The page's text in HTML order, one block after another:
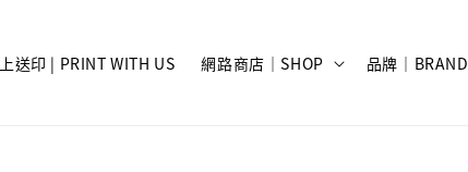
送印 | PRINT WITH US 網路商店｜SHOP 品牌｜BRAND